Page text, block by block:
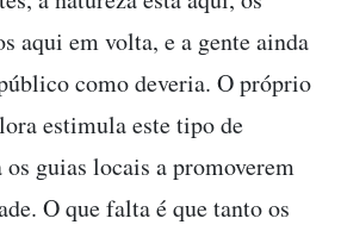
aqui em volta, e a gente ainda
como deveria. O próprio
estimula este tipo de
guias locais a promoverem
O que falta é que tanto os